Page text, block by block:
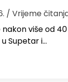
/ Vrijeme
nakon više od
Supetar i…